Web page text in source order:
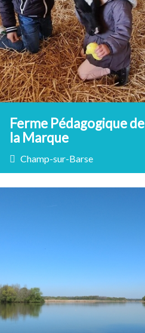
Ferme Pédagogique de
la Marque
Champ-sur-Barse
Prix non renseigné
un corps de ferme du 17e siècle,
qui rendra votre visite
inoubliable.